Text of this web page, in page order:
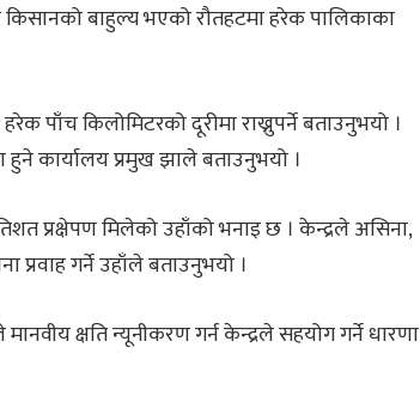
बाहुल्य भएको रौतहटमा हरेक पालिकाका
पाँच किलोमिटरको दूरीमा राख्नुपर्ने बताउनुभयो ।
हुने कार्यालय प्रमुख झाले बताउनुभयो ।
प्रक्षेपण मिलेको उहाँको भनाइ छ । केन्द्रले असिना,
प्रवाह गर्ने उहाँले बताउनुभयो ।
क्षति न्यूनीकरण गर्न केन्द्रले सहयोग गर्ने धारणा